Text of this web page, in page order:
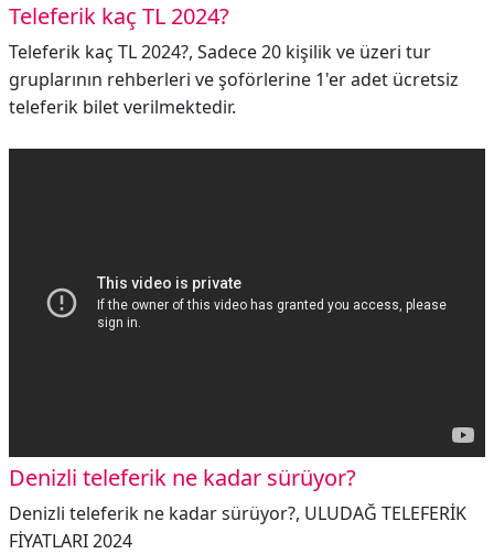
Teleferik kaç TL 2024?
Teleferik kaç TL 2024?, Sadece 20 kişilik ve üzeri tur
gruplarının rehberleri ve şoförlerine 1'er adet ücretsiz
teleferik bilet verilmektedir.
Denizli teleferik ne kadar sürüyor?
Denizli teleferik ne kadar sürüyor?, ULUDAĞ TELEFERİK
FİYATLARI 2024